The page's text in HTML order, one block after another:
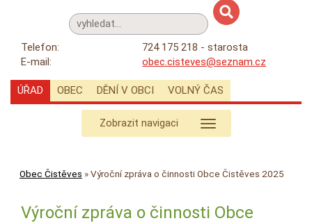
Telefon:
724 175 218 - starosta
E-mail:
obec.cisteves@seznam.cz
ÚŘAD OBEC DĚNÍ V OBCI VOLNÝ ČAS
Zobrazit navigaci
Obec Čistěves »Výroční zpráva o činnosti Obce Čistěves 2025
Výroční zpráva o činnosti Obce